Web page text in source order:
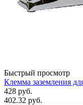
Быстрый просмотр
Клемма заземления
428 руб.
402.32 руб.